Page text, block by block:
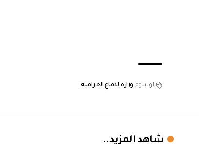
الوسوم وزارة الدفاع العراقية
شاهد المزيد..